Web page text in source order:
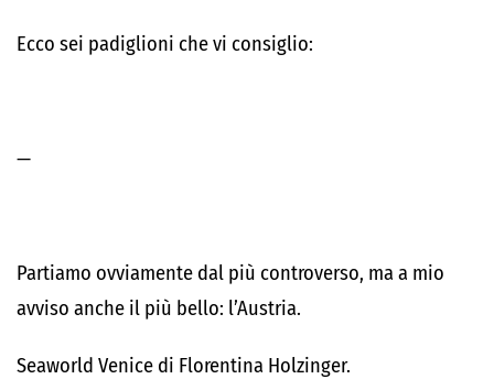
Ecco sei padiglioni che vi consiglio:
—
Partiamo ovviamente dal più controverso, ma a mio
avviso anche il più bello: l’Austria.
Seaworld Venice di Florentina Holzinger.